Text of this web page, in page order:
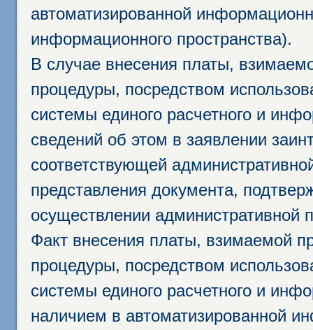
автоматизированной
информационного пространства).
В случае внесения платы,
процедуры, посредством
системы единого расчетного и
сведений об этом в заявлении
соответствующей
представления документа,
осуществлении административной
Факт внесения платы, взимаемой
процедуры, посредством
системы единого расчетного и
наличием в автоматизированной